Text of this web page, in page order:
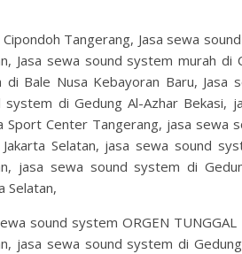
Tangerang, Jasa sewa
Jasa sewa sound system murah di
di Bale Nusa Kebayoran Baru,
system di Gedung Al-Azhar Bekasi,
Sport Center Tangerang, jasa sewa
Selatan, jasa sewa sound
jasa sewa sound system di
Selatan,
sound system ORGEN
jasa sewa sound system di